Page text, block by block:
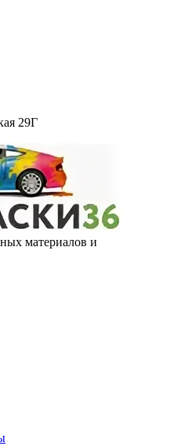
29Г
материалов и